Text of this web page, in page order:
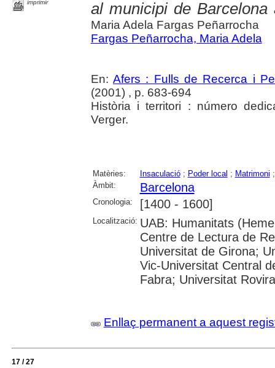
imprimir al municipi de
Maria Adela Fargas Peñarrocha
Fargas Peñarrocha, Maria Adela
En: Afers : Fulls de Recerca i
(2001) , p. 683-694
Història i territori : número
Verger.
Matèries: Insaculació; Poder local ; Matrimoni
Àmbit:
Barcelona
Cronologia: [1400 - 1600]
Localització: UAB: Humanitats
Centre de Lectura de
Universitat de Girona;
Vic-Universitat Central
Fabra; Universitat
Enllaç permanent a aquest
17 / 27